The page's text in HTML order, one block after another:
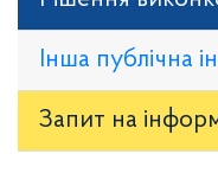
Інша публічна
Запит на